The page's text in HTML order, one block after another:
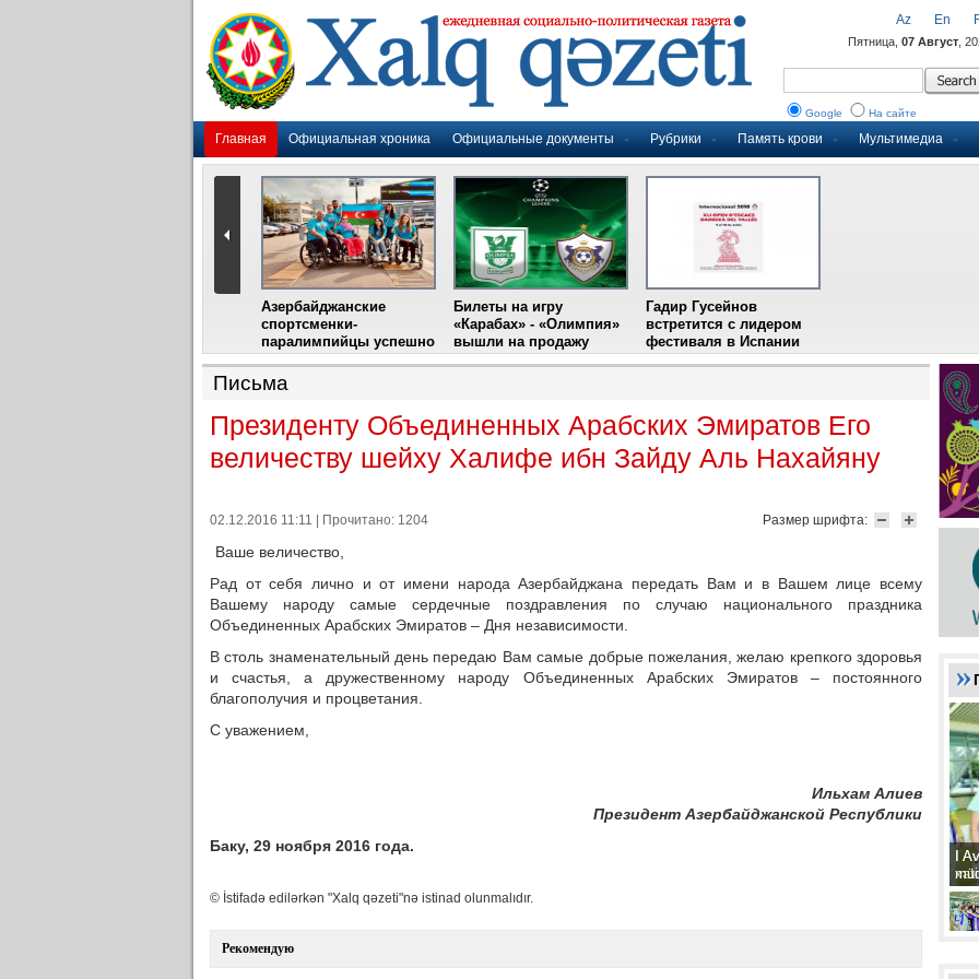
Главная Официальная хроника Официальные документы Рубрики Память крови Мультимедиа
Az En
Пятница, 07 Август ,
Google На сайте
Азербайджанские
спортсменки-
паралимпийцы успешно
выступили на III
Международном
фестивале парашютного
Билеты на игру
«Карабах» - «Олимпия»
вышли на продажу
Гадир Гусейнов
встретится с лидером
фестиваля в Испании
Письма
Президенту Объединенных Арабских Эмиратов Его
величеству шейху Халифе ибн Зайду Аль Нахайяну
Размер шрифта:
02.12.2016 11:11 | Прочитано: 1204
Ваше величество,
Рад от себя лично и от имени народа Азербайджана передать Вам и в Вашем лице всему
Вашему народу самые сердечные поздравления по случаю национального праздника
Объединенных Арабских Эмиратов – Дня независимости.
В столь знаменательный день передаю Вам самые добрые пожелания, желаю крепкого здоровья
и счастья, а дружественному народу Объединенных Арабских Эмиратов – постоянного
благополучия и процветания.
С уважением,
Ильхам Алиев
Президент Азербайджанской Республики
Баку, 29 ноября 2016 года.
© İstifadə edilərkən "Xalq qəzeti"nə istinad olunmalıdır.
Рекомендую
II